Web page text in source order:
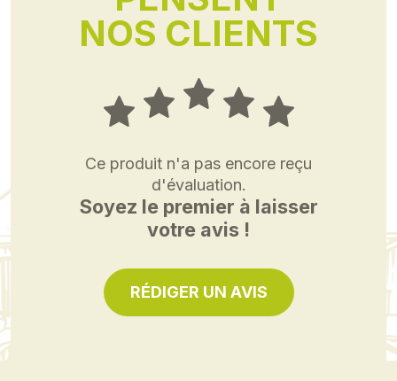
NOS CLIENTS
Ce produit n'a pas encore reçu
d'évaluation.
Soyez le premier à laisser
votre avis !
RÉDIGER UN AVIS